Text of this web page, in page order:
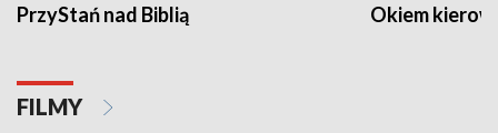
PrzyStań nad Biblią Okiem
FILMY